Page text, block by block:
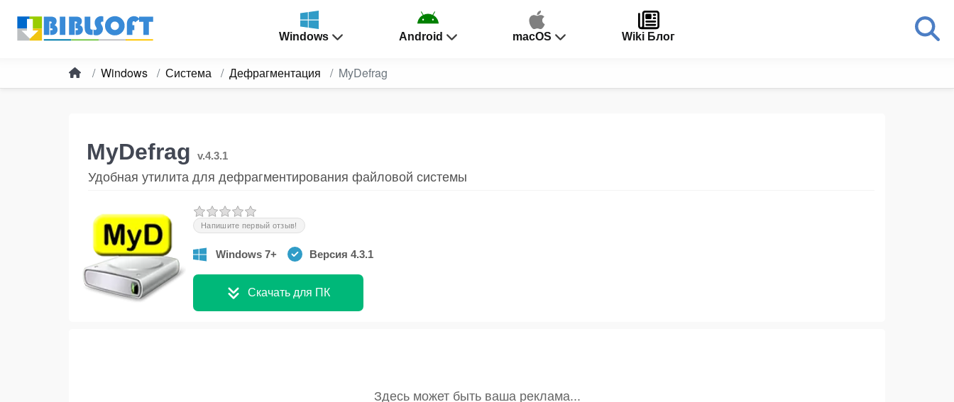
Windows Android macOS Wiki Блог
Windows Система Дефрагментация MyDefrag
MyDefrag v.4.3.1
Удобная утилита для дефрагментирования файловой системы
Напишите первый отзыв!
Windows 7+ Версия 4.3.1
Скачать для ПК